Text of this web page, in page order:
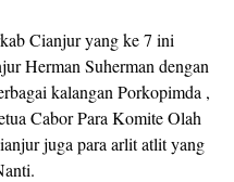
Cianjur yang ke 7 ini
Herman Suherman dengan
kalangan Porkopimda ,
Cabor Para Komite Olah
juga para arlit atlit yang